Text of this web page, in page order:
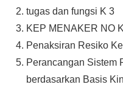
tugas dan fungsi K 3
KEP MENAKER NO
Penaksiran Resiko
Perancangan Sistem
berdasarkan Basis